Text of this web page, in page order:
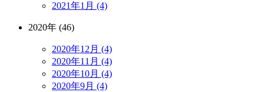
2021年1月 (4)
2020年 (46)
2020年12月 (4)
2020年11月 (4)
2020年10月 (4)
2020年9月 (4)